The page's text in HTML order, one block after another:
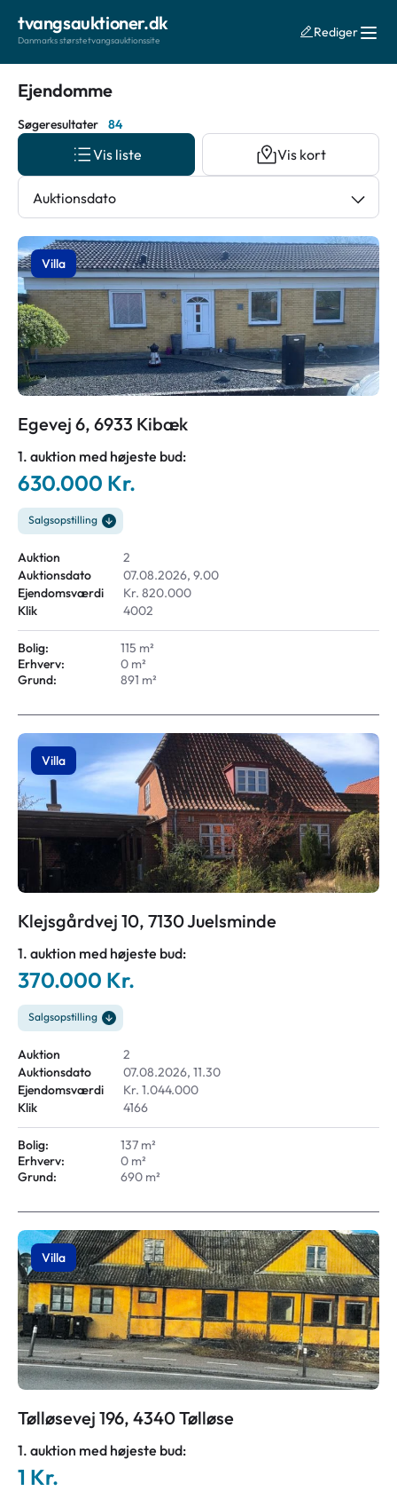
tvangsauktioner.dk
Danmarks største tvangsauktionssite
Rediger
Ejendomme
Søgeresultater 84
Auktionsdato
Vis liste Vis kort
Villa
Egevej 6, 6933 Kibæk
1. auktion med højeste bud:
630.000 Kr.
Salgsopstilling
Auktion
2
Auktionsdato
07.08.2026, 9.00
Ejendomsværdi
Kr. 820.000
Klik
4002
Bolig:
115 m²
Erhverv:
0 m²
Grund:
891 m²
Villa
Klejsgårdvej 10, 7130 Juelsminde
1. auktion med højeste bud:
370.000 Kr.
Salgsopstilling
Auktion
2
Auktionsdato
07.08.2026, 11.30
Ejendomsværdi
Kr. 1.044.000
Klik
4166
Bolig:
137 m²
Erhverv:
0 m²
Grund:
690 m²
Villa
Tølløsevej 196, 4340 Tølløse
1. auktion med højeste bud:
1 Kr.